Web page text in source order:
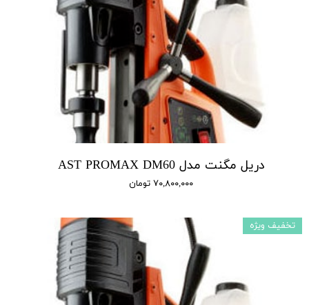
دریل مگنت مدل AST PROMAX DM60
۷۰,۸۰۰,۰۰۰ تومان
تخفیف ویژه